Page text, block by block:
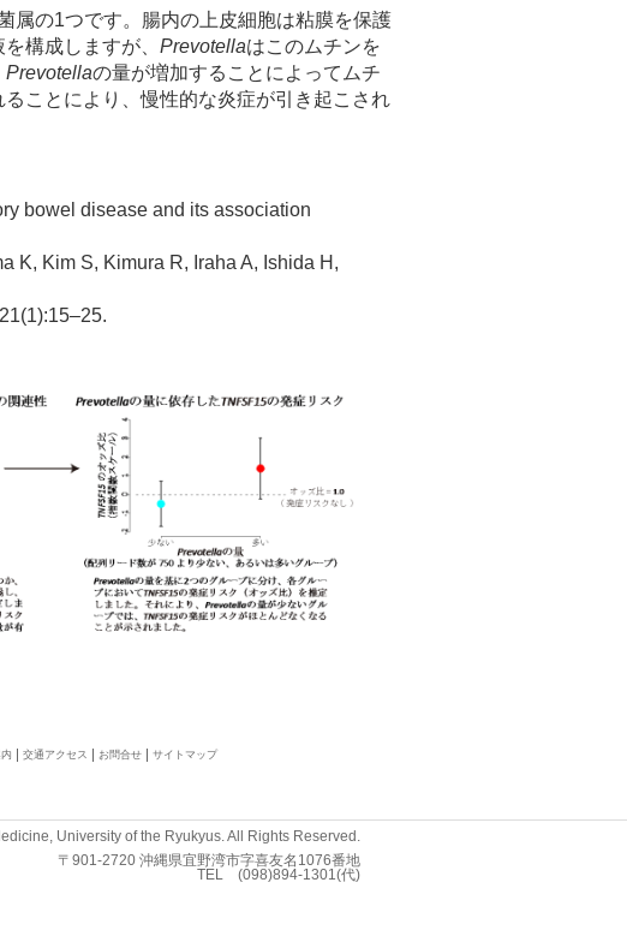
属の1つです。腸内の上皮細胞は粘膜を保護
構成しますが、 Prevotellaはこのムチンを
Prevotellaの量が増加することによってムチ
ことにより、慢性的な炎症が引き起こされ
bowel disease and its association
K, Kim S, Kimura R, Iraha A, Ishida H,
交通アクセス お問合せ
サイトマップ
University of the Ryukyus. All Rights Reserved.
〒901-2720 沖縄県宜野湾市字喜友名1076番地
TEL (098)894-1301(代)